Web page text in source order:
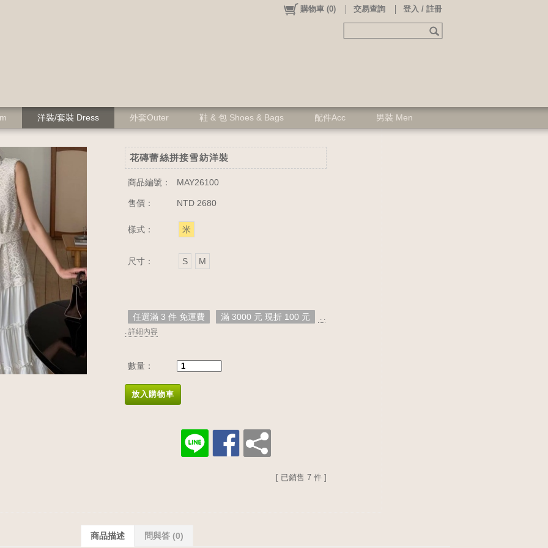
購物車 (0) 交易查詢 登入 / 註冊
洋裝/套裝 Dress 外套Outer 鞋 & 包 Shoes & Bags 配件Acc 男裝 Men
花磚蕾絲拼接雪紡洋裝
商品編號： MAY26100
售價： NTD 2680
樣式： 米
尺寸： S M
任選滿 3 件 免運費 滿 3000 元 現折 100 元
. .
. 詳細內容
數量：
放入購物車
[ 已銷售 7 件 ]
商品描述 問與答 (0)